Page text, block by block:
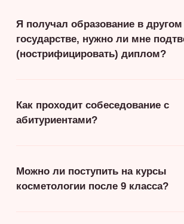
Я получал образование в другом
государстве, нужно ли мне
(нострифицировать) диплом?
Как проходит собеседование с
абитуриентами?
Можно ли поступить на курсы
косметологии после 9 класса?